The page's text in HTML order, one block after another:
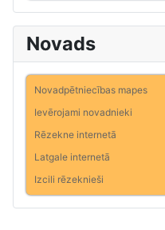
Novads
Novadpētniecības mapes
Ievērojami novadnieki
Rēzekne internetā
Latgale internetā
Izcili rēzeknieši